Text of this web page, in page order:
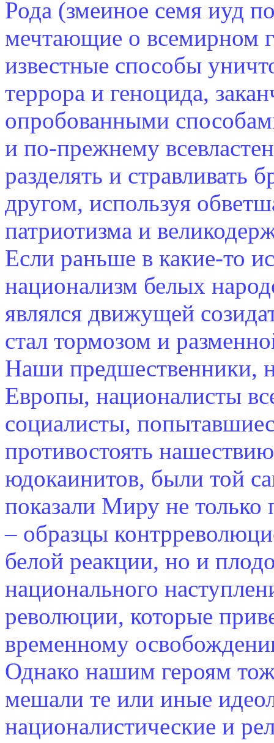
Рода (змеиное семя иуд
мечтающие о всемирном
известные способы
террора и геноцида,
опробованными
и по-прежнему
разделять и стравливать
другом, используя
патриотизма и
Если раньше в какие-то
национализм белых
являлся движущей
стал тормозом и
Наши предшественники,
Европы, националисты
социалисты,
противостоять
юдокаинитов, были той
показали Миру не
– образцы
белой реакции, но и
национального
революции, которые
временному
Однако нашим героям
мешали те или иные
националистические и